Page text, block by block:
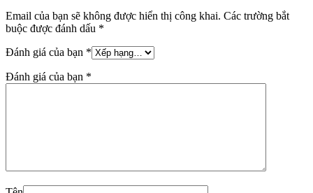
Email của bạn sẽ không được hiển thị công khai. Các trường bắt
buộc được đánh dấu *
Đánh giá của bạn *
Đánh giá của bạn *